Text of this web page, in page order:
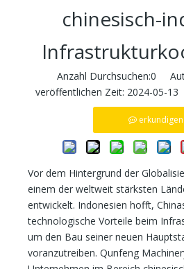
chinesisch-
Anzahl Durchsuchen:0
veröffentlichen Zeit: 2024-05-
erkundigen
Vor dem Hintergrund der
einem der weltweit stärksten
entwickelt. Indonesien hofft,
technologische Vorteile beim
um den Bau seiner neuen
voranzutreiben. Qunfeng